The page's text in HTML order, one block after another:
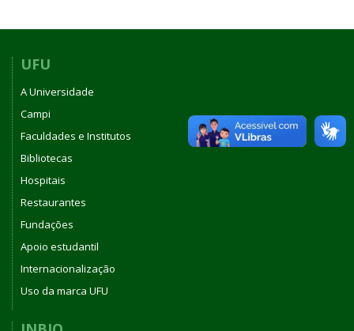
UFU
A Universidade
Campi
Faculdades e Institutos
Bibliotecas
Hospitais
Restaurantes
Fundações
Apoio estudantil
Internacionalização
Uso da marca UFU